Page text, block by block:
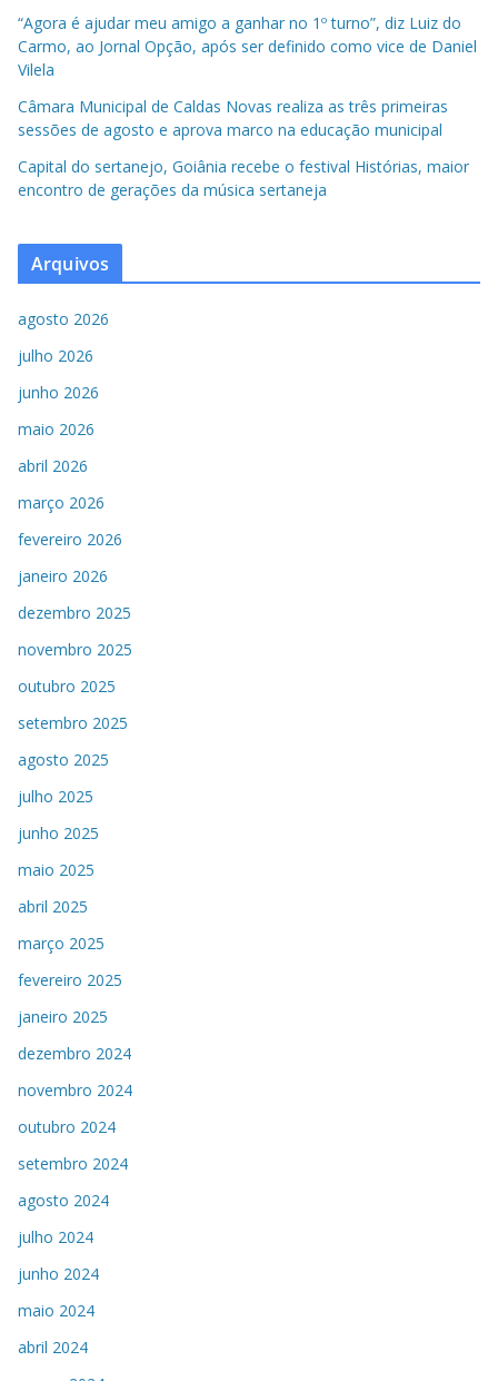
“Agora é ajudar meu amigo a ganhar no 1º turno”, diz Luiz do
Carmo, ao Jornal Opção, após ser definido como vice de Daniel
Vilela
Câmara Municipal de Caldas Novas realiza as três primeiras
sessões de agosto e aprova marco na educação municipal
Capital do sertanejo, Goiânia recebe o festival Histórias, maior
encontro de gerações da música sertaneja
Arquivos
agosto 2026
julho 2026
junho 2026
maio 2026
abril 2026
março 2026
fevereiro 2026
janeiro 2026
dezembro 2025
novembro 2025
outubro 2025
setembro 2025
agosto 2025
julho 2025
junho 2025
maio 2025
abril 2025
março 2025
fevereiro 2025
janeiro 2025
dezembro 2024
novembro 2024
outubro 2024
setembro 2024
agosto 2024
julho 2024
junho 2024
maio 2024
abril 2024